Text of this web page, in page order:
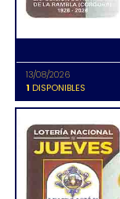
13/08/2026
1 DISPONIBLES